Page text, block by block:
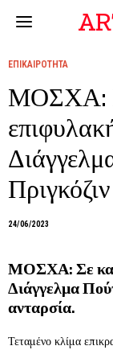
ΕΠΙΚΑΙΡΟΤΗΤΑ
ΜΟΣΧΑ:
24/06/2023
ΜΟΣΧΑ: Σε
Διάγγελμα
ανταρσία.
Τεταμένο κλίμα